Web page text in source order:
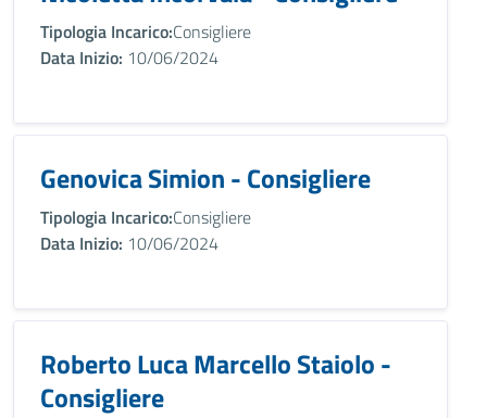
Tipologia Incarico:Consigliere
Data Inizio: 10/06/2024
Genovica Simion - Consigliere
Tipologia Incarico:Consigliere
Data Inizio: 10/06/2024
Roberto Luca Marcello Staiolo -
Consigliere